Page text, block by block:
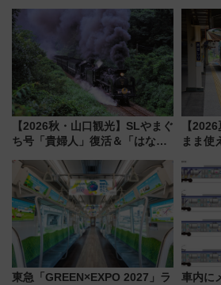
ブトムシに楽しいがいっぱい
で新
ぶ！
【2026秋・山口観光】SLやまぐ
ち号「貴婦人」復活＆「はなあ
注目観光列車まとめ きっぷの取
り方は？
【
まま使
ーパス
（8/3
東急「GREEN×EXPO 2027」ラ
車内に